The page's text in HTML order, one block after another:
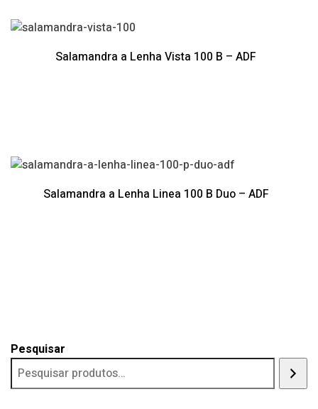
Salamandra a Lenha Vista 100 B – ADF
Salamandra a Lenha Linea 100 B Duo – ADF
Pesquisar